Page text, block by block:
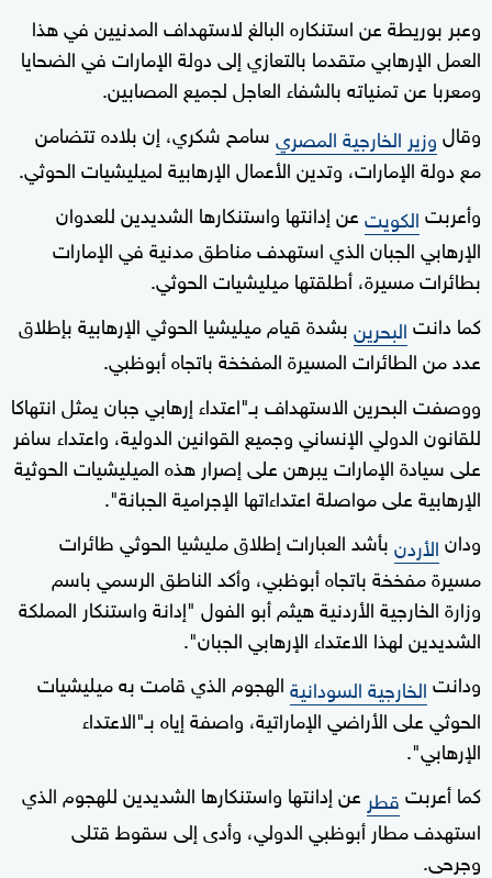
وعبر بوريطة عن استنكاره البالغ لاستهداف المدنيين في هذا
العمل الإرهابي متقدما بالتعازي إلى دولة الإمارات في الضحايا
ومعربا عن تمنياته بالشفاء العاجل لجميع المصابين.
وقالوزير الخارجية المصريسامح شكري، إن بلاده تتضامن
مع دولة الإمارات، وتدين الأعمال الإرهابية لميليشيات الحوثي.
وأعربتالكويتعن إدانتها واستنكارها الشديدين للعدوان
الإرهابي الجبان الذي استهدف مناطق مدنية في الإمارات
بطائرات مسيرة، أطلقتها ميليشيات الحوثي.
كما دانتالبحرينبشدة قيام ميليشيا الحوثي الإرهابية بإطلاق
عدد من الطائرات المسيرة المفخخة باتجاه أبوظبي.
ووصفت البحرين الاستهداف بـ"اعتداء إرهابي جبان يمثل انتهاكا
للقانون الدولي الإنساني وجميع القوانين الدولية، واعتداء سافر
على سيادة الإمارات يبرهن على إصرار هذه الميليشيات الحوثية
الإرهابية على مواصلة اعتداءاتها الإجرامية الجبانة".
ودانالأردنبأشد العبارات إطلاق مليشيا الحوثي طائرات
مسيرة مفخخة باتجاه أبوظبي، وأكد الناطق الرسمي باسم
وزارة الخارجية الأردنية هيثم أبو الفول "إدانة واستنكار المملكة
الشديدين لهذا الاعتداء الإرهابي الجبان".
ودانتالخارجية السودانيةالهجوم الذي قامت به ميليشيات
الحوثي على الأراضي الإماراتية، واصفة إياه بـ"الاعتداء
الإرهابي".
كما أعربتقطر عن إدانتها واستنكارها الشديدين للهجوم الذي
استهدف مطار أبوظبي الدولي، وأدى إلى سقوط قتلى
وجرحى.